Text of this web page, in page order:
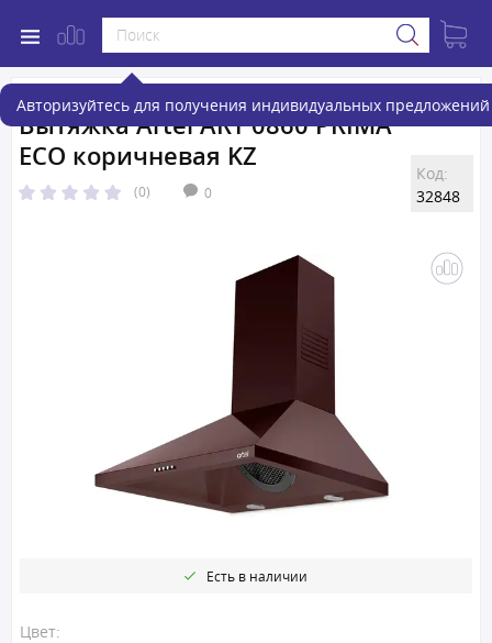
Авторизуйтесь для получения индивидуальных предложений
Вытяжка Artel ART 0860 PRIMA
ECO коричневая KZ
(0) 0
Код:
32848
Цвет:
Есть в наличии